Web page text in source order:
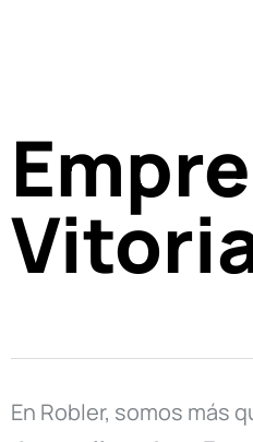
En Robler, somos más